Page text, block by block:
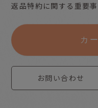
返品特約に関する重要
カ
お問い合わせ